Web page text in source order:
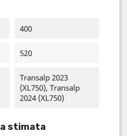
400
520
Transalp 2023
(XL750), Transalp
2024 (XL750)
stimata